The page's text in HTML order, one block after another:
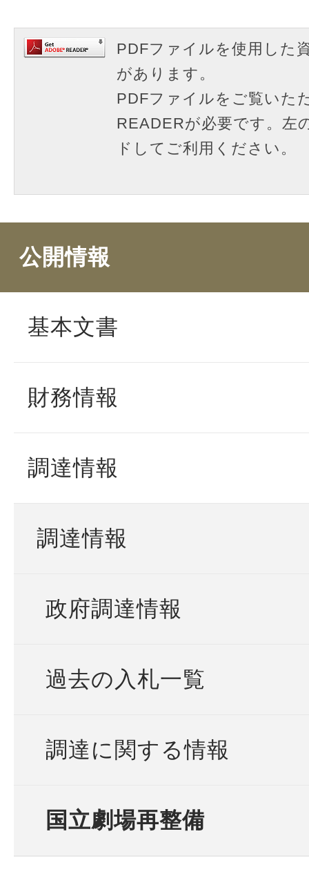
PDFファイルを使用した
があります。
PDFファイルをご覧いた
READERが必要です。左
ドしてご利用ください。
公開情報
基本文書
財務情報
調達情報
調達情報
政府調達情報
過去の入札一覧
調達に関する情報
国立劇場再整備